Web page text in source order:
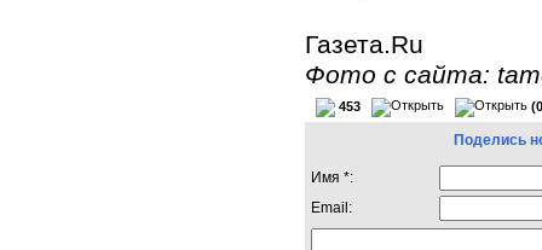
Газета.Ru
Фото с сайта:
453
Поделись
Имя *:
Email: